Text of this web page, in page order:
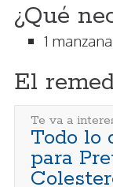
¿Qué
1
El
Te va a
Todo lo
para